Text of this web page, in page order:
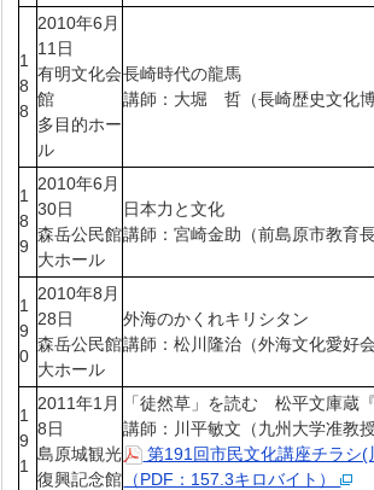
1
8
8
2010年6月
11日
有明文化会
館
多目的ホー
ル
長崎時代の龍馬
講師：大堀 哲（長崎歴史文化
1
8
9
2010年6月
30日
森岳公民館
大ホール
日本力と文化
講師：宮崎金助（前島原市教育
1
9
0
2010年8月
28日
森岳公民館
大ホール
外海のかくれキリシタン
講師：松川隆治（外海文化愛好
1
9
1
2011年1月
8日
島原城観光
復興記念館
「徒然草」を読む 松平文庫蔵
講師：川平敏文（九州大学准教授
第191回市民文化講座チラシ(
（PDF：157.3キロバイト）